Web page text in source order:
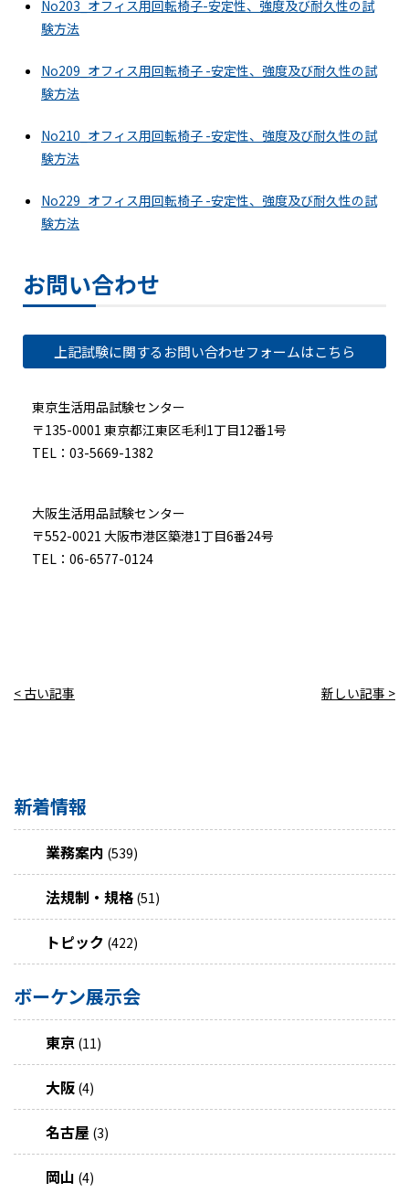
新着情報
業務案内 (539)
法規制・規格 (51)
トピック (422)
ボーケン展示会
東京 (11)
大阪 (4)
名古屋 (3)
岡山 (4)
No203_オフィス用回転椅子-安定性、強度及び耐久性の試
験方法
No209_オフィス用回転椅子 -安定性、強度及び耐久性の試
験方法
No210_オフィス用回転椅子 -安定性、強度及び耐久性の試
験方法
No229_オフィス用回転椅子 -安定性、強度及び耐久性の試
験方法
お問い合わせ
上記試験に関するお問い合わせフォームはこちら
東京生活用品試験センター
〒135-0001 東京都江東区毛利1丁目12番1号
TEL：03-5669-1382
大阪生活用品試験センター
〒552-0021 大阪市港区築港1丁目6番24号
TEL：06-6577-0124
< 古い記事 新しい記事 >